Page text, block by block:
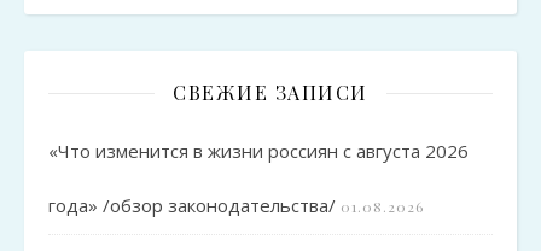
СВЕЖИЕ ЗАПИСИ
«Что изменится в жизни россиян с августа 2026
года» /обзор законодательства/ 01.08.2026